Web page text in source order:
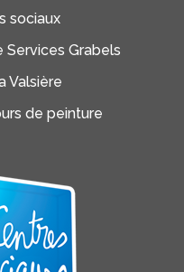
sociaux
Services Grabels
Valsière
de peinture